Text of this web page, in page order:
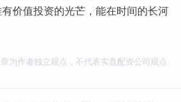
价值投资的光芒，能在时间的长河
章为作者独立观点，不代表实盘配资公司观点